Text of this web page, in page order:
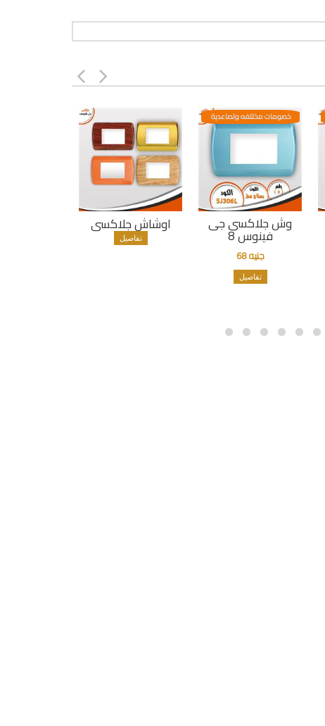
اوشاش جلاكسى
تفاصيل
وش جلاكسى جى
فينوس 8
خصومات مختلفه وتصاعدية
جنيه 68
تفاصيل